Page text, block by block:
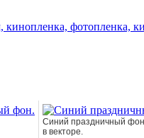
Синий праздничный фон
в векторе.